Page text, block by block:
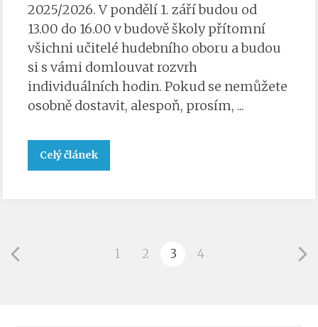
2025/2026. V pondělí 1. září budou od
13.00 do 16.00 v budově školy přítomní
všichni učitelé hudebního oboru a budou
si s vámi domlouvat rozvrh
individuálních hodin. Pokud se nemůžete
osobně dostavit, alespoň, prosím, ...
Celý článek
1 2 3 4